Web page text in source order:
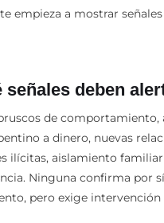
cuando el delito ya
señales deben
de comportamiento,
a dinero, nuevas
ilícitas, aislamiento familiar
Ninguna confirma por